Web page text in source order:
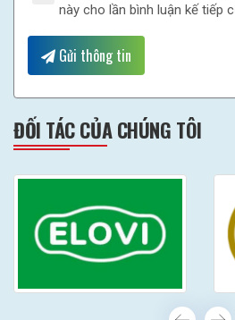
này cho lần bình luận kế tiếp
Gửi thông tin
ĐỐI TÁC CỦA CHÚNG TÔI